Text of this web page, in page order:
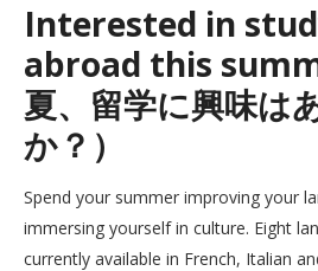
Interested in
abroad this
夏、留学に興味は
か？）
Spend your summer improving your
immersing yourself in culture. Eight
currently available in French, Italian